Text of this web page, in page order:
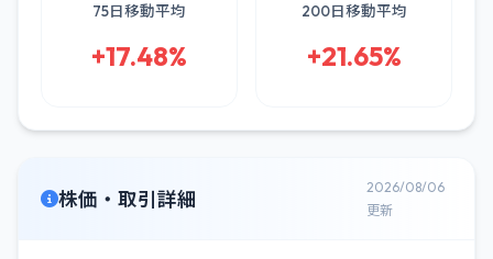
75日移動平均
+17.48%
200日移動平均
+21.65%
株価・取引詳細
2026/08/06
更新